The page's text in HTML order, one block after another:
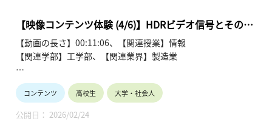
第5回「HDRメタデータと運用提案」
第6回「テレビの様々な技術と今後の体験進化」
【映像コンテンツ体験 (4/6)】HDRビデオ信号とその扱
い方 (4/6)～ 小倉 敏之
【動画の長さ】00:11:06、【関連授業】情報
【関連学部】工学部、【関連業界】製造業
Sony's Tech Academy Channelでは、ソニーのエンジニア
が、私たちの生活の中で活用されているテクノロジーについ
て、基礎から最新情報までわかりやすくお伝えします。
コンテンツ 高校生 大学・社会人
公開日： 2026/02/24